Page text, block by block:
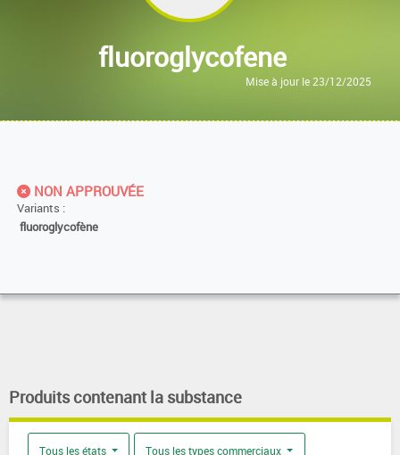
fluoroglycofene
Mise à jour le 23/12/2025
NON APPROUVÉE
Variants :
fluoroglycofène
Produits contenant la substance
Tous les états Tous les types commerciaux